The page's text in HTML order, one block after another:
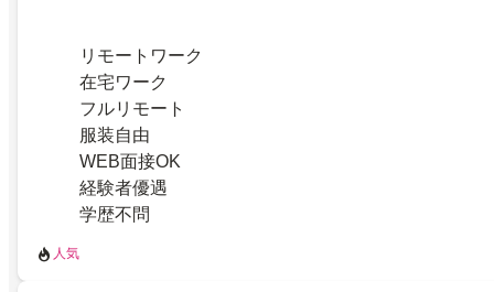
リモートワーク
在宅ワーク
フルリモート
服装自由
WEB面接OK
経験者優遇
学歴不問
人気